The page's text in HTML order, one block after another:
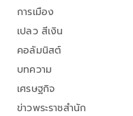
การเมือง
เปลว สีเงิน
คอลัมนิสต์
บทความ
เศรษฐกิจ
ข่าวพระราชสำนัก